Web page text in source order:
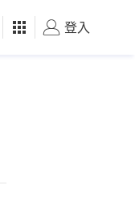
好食玩飛
登入